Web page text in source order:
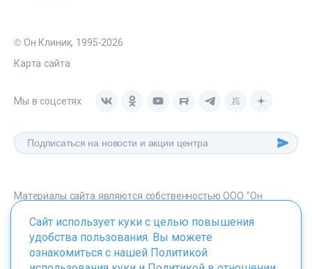
© Он Клиник, 1995-2026
Карта сайта
Мы в соцсетях
Материалы сайта являются собственностью ООО "Он
onclinic.ru запрещено в соответствии со статьей 1259 ГК. РФ.
Сайт использует куки с целью повышения
удобства пользования. Вы можете
ознакомиться с нашей Политикой